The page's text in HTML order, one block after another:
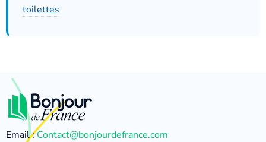
toilettes
Email :Contact@bonjourdefrance.com